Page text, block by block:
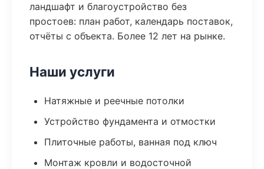
ландшафт и благоустройство без
простоев: план работ, календарь поставок,
отчёты с объекта. Более 12 лет на рынке.
Наши услуги
Натяжные и реечные потолки
Устройство фундамента и отмостки
Плиточные работы, ванная под ключ
Монтаж кровли и водосточной